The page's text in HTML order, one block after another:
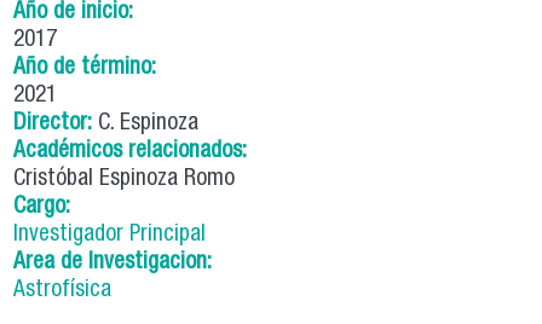
Año de inicio:
2017
Año de término:
2021
Director: C. Espinoza
Académicos relacionados:
Cristóbal Espinoza Romo
Cargo:
Investigador Principal
Area de Investigacion:
Astrofísica